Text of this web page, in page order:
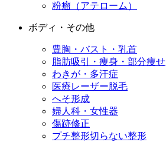
粉瘤（アテローム）
ボディ・その他
豊胸・バスト・乳首
脂肪吸引・痩身・部分痩せ
わきが・多汗症
医療レーザー脱毛
へそ形成
婦人科・女性器
傷跡修正
プチ整形切らない整形